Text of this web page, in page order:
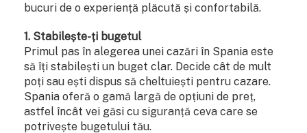
bucuri de o experiență plăcută și confortabilă.
1. Stabilește-ți bugetul
Primul pas în alegerea unei cazări în Spania este
să îți stabilești un buget clar. Decide cât de mult
poți sau ești dispus să cheltuiești pentru cazare.
Spania oferă o gamă largă de opțiuni de preț,
astfel încât vei găsi cu siguranță ceva care se
potrivește bugetului tău.